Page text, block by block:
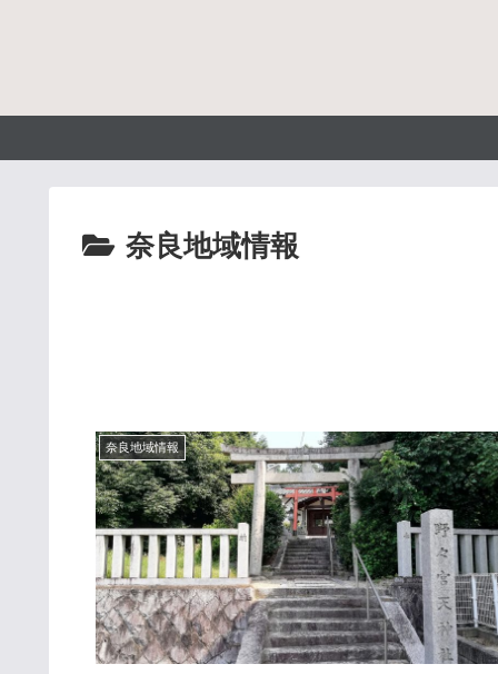
奈良地域情報
奈良地域情報